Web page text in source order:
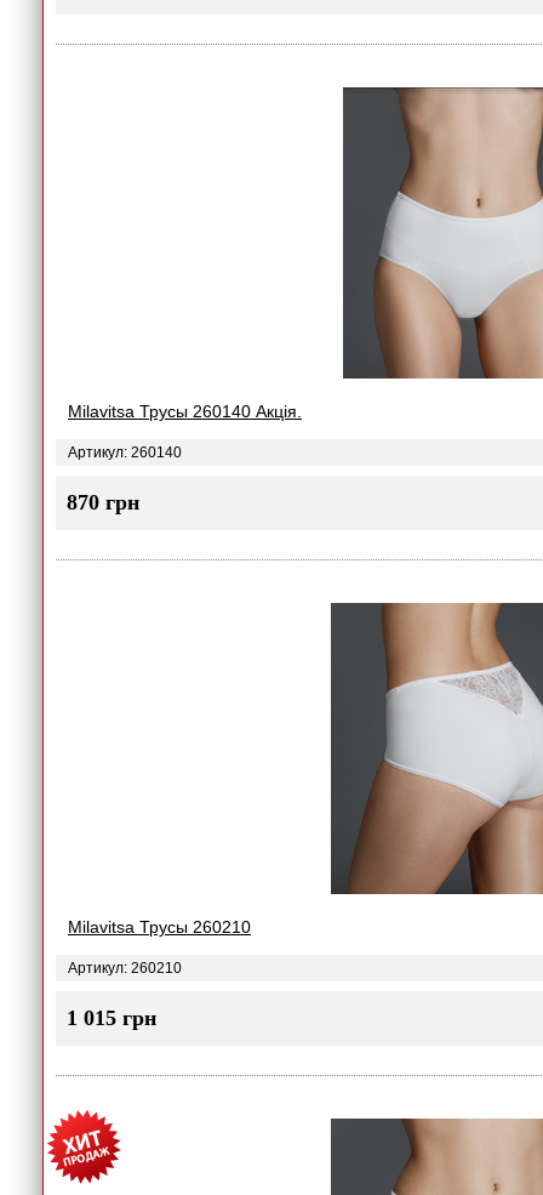
Milavitsa Трусы 260140 Акція.
Артикул: 260140
870 грн
Milavitsa Трусы 260210
Артикул: 260210
1 015 грн